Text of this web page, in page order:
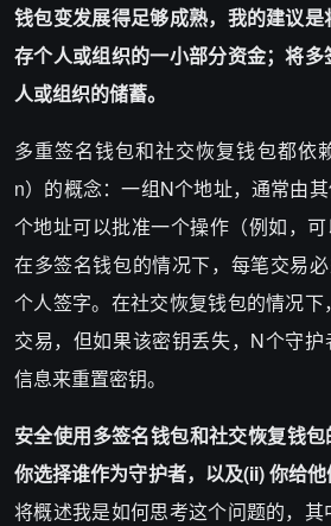
钱包变发展得足够成熟，我的建议是
存个人或组织的一小部分资金；将多
人或组织的储蓄。
多重签名钱包和社交恢复钱包都依
n）的概念：一组N个地址，通常由
个地址可以批准一个操作（例如，可
在多签名钱包的情况下，每笔交易
个人签字。在社交恢复钱包的情况
交易，但如果该密钥丢失，N个守
信息来重置密钥。
安全使用多签名钱包和社交恢复钱
你选择谁作为守护者，以及(ii) 你给他
将概述我是如何思考这个问题的，